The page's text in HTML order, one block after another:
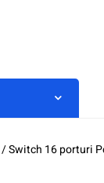
/ Switch 16 porturi